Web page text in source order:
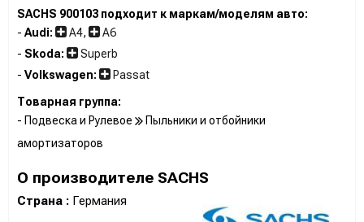
SACHS 900103 подходит к маркам/моделям авто:
- Audi: A4,
A6
- Skoda:
Superb
- Volkswagen: Passat
Товарная группа:
- Подвеска и Рулевое
Пыльники и отбойники
амортизаторов
О производителе SACHS
Страна : Германия